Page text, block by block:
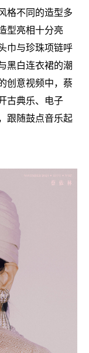
格不同的造型多
型亮相十分亮
巾与珍珠项链呼
黑白连衣裙的潮
创意视频中，蔡
古典乐、电子
跟随鼓点音乐起